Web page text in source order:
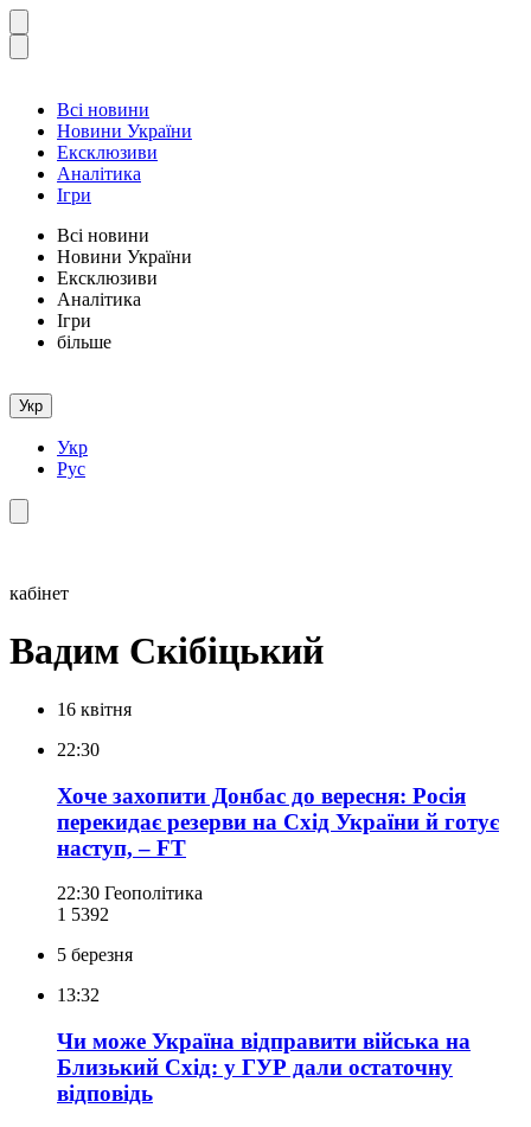
Всі новини
Новини України
Ексклюзиви
Аналітика
Ігри
Всі новини
Новини України
Ексклюзиви
Аналітика
Ігри
більше
Укр
Укр
Рус
кабінет
Вадим Скібіцький
16 квітня
22:30
Хоче захопити Донбас до вересня: Росія
перекидає резерви на Схід України й готує
наступ, – FT
22:30 Геополітика
1 5392
5 березня
13:32
Чи може Україна відправити війська на
Близький Схід: у ГУР дали остаточну
відповідь